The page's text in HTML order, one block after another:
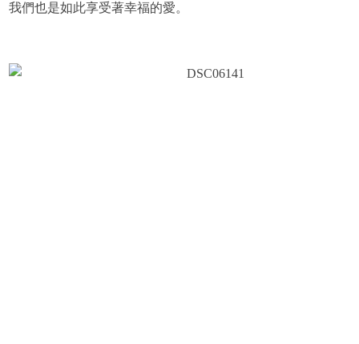
我們也是如此享受著幸福的愛。